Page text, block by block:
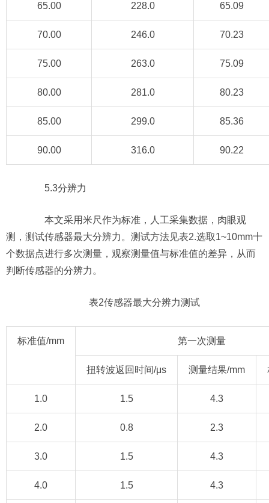
65.00 228.0 65.09
70.00 246.0 70.23
75.00 263.0 75.09
80.00 281.0 80.23
85.00 299.0 85.36
90.00 316.0 90.22
5.3分辨力
本文采用米尺作为标准，人工采集数据，肉眼观
测，测试传感器最大分辨力。测试方法见表2.选取1~10mm十
个数据点进行多次测量，观察测量值与标准值的差异，从而
判断传感器的分辨力。
表2传感器最大分辨力测试
标准值/mm 第一次测量
扭转波返回时间/μs 测量结果/mm
1.0 1.5 4.3
2.0 0.8 2.3
3.0 1.5 4.3
4.0 1.5 4.3